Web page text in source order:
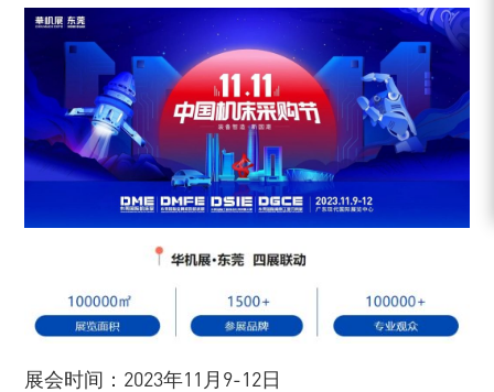
展会时间：2023年11月9-12日